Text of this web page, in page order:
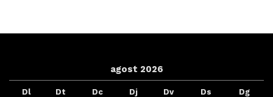
agost 2026
Dl Dt Dc Dj Dv Ds Dg